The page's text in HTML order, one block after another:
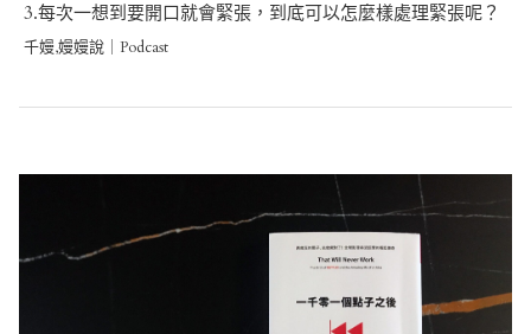
3.每次一想到要開口就會緊張，到底可以怎麼樣處理緊張呢？
千嫚,嫚嫚說｜Podcast
navigation